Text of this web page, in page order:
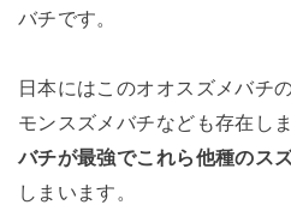
バチです。
日本にはこのオオスズメバチ
モンスズメバチなども存在しま
バチが最強でこれら他種のス
しまいます。